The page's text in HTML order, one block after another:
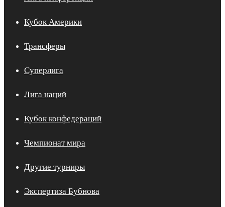
Кубок Америки
Трансферы
Суперлига
Лига наций
Кубок конфедераций
Чемпионат мира
Другие турниры
Экспертиза Бубнова